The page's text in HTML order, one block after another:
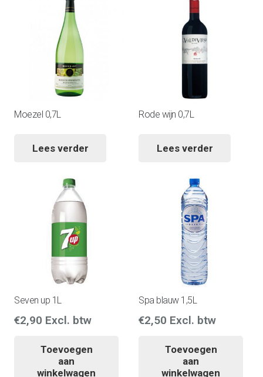
Moezel 0,7L
Lees verder
Rode wijn 0,7L
Lees verder
Seven up 1L
€2,90 Excl. btw
Toevoegen
aan
winkelwagen
Spa blauw 1,5L
€2,50 Excl. btw
Toevoegen
aan
winkelwagen